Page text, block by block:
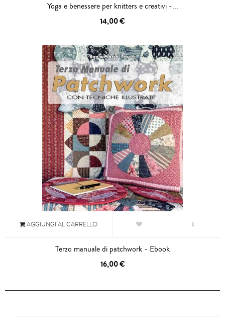
Yoga e benessere per knitters e creativi -...
14,00 €
AGGIUNGI AL CARRELLO
Terzo manuale di patchwork - Ebook
16,00 €